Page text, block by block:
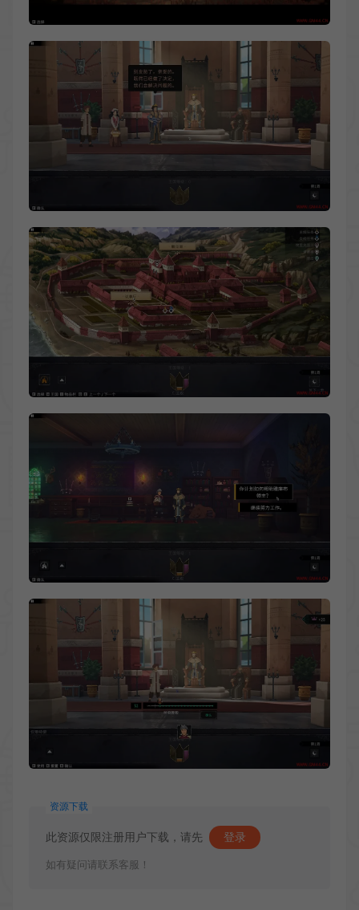
资源下载
此资源仅限注册用户下载，请先 登录
如有疑问请联系客服！